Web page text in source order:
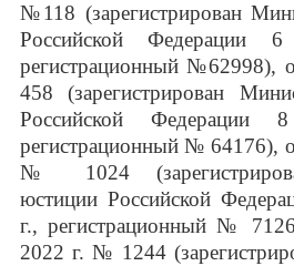
№118 (зарегистрирован
Российской Федерации
регистрационный
458 (зарегистрирован
Российской
регистрационный № 64176),
№ 1024
юстиции Российской
г., регистрационный №
2022 г. № 1244